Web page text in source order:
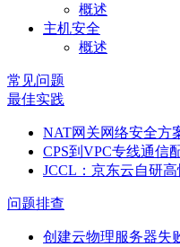
概述
主机安全
概述
常见问题
最佳实践
NAT网关网络安全方
CPS到VPC专线通信
JCCL：京东云自研
问题排查
创建云物理服务器失